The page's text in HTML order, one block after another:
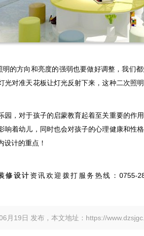
明的方向和亮度的强弱也要做好调整，我们
光对准天花板让灯光反射下来，这种二次照
园，对于孩子的启蒙教育起着至关重要的作
响着幼儿，同时也会对孩子的心理健康和性
设计的重点！
修设计 资讯欢迎拨打服务热线：0755-
月19日 发布，本文地址：https://